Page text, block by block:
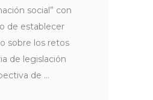
social” con
de establecer
sobre los retos
de legislación
de